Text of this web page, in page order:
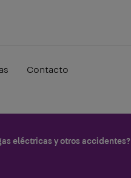
Contacto
eléctricas y otros accidentes?